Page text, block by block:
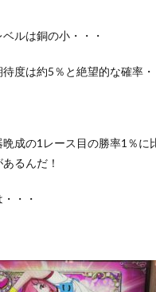
ルは銅の小・・・
度は約5％と絶望的な確率・
晩成の1レース目の勝率1％に
るんだ！
・・